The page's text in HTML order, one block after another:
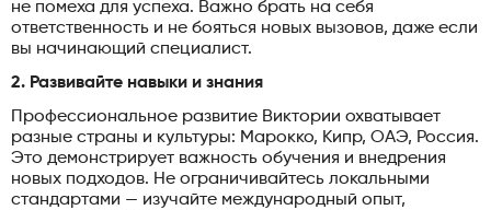
не помеха для успеха. Важно брать на себя
ответственность и не бояться новых вызовов, даже если
вы начинающий специалист.
2. Развивайте навыки и знания
Профессиональное развитие Виктории охватывает
разные страны и культуры: Марокко, Кипр, ОАЭ, Россия.
Это демонстрирует важность обучения и внедрения
новых подходов. Не ограничивайтесь локальными
стандартами — изучайте международный опыт,